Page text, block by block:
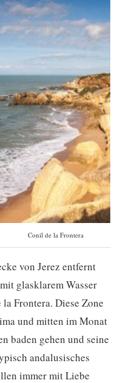
Conil de la Frontera
von Jerez entfernt
glasklarem Wasser
Frontera. Diese Zone
und mitten im Monat
baden gehen und seine
andalusisches
immer mit Liebe